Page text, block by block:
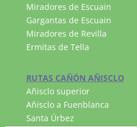
Miradores de Escuain
Gargantas de Escuain
Miradores de Revilla
Ermitas de Tella
RUTAS CAÑÓN AÑISCLO
Añisclo superior
Añisclo a Fuenblanca
Santa Úrbez